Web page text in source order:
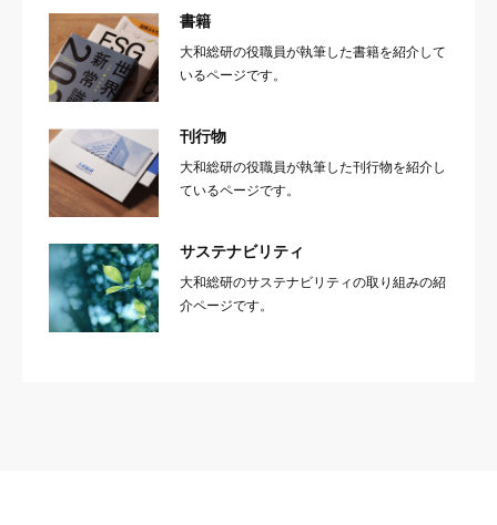
書籍
大和総研の役職員が執筆した書籍を紹介して
いるページです。
刊行物
大和総研の役職員が執筆した刊行物を紹介し
ているページです。
サステナビリティ
大和総研のサステナビリティの取り組みの紹
介ページです。